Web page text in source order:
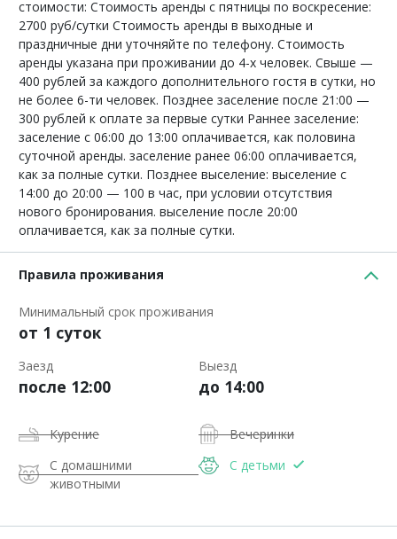
стоимости: Стоимость аренды с пятницы по воскресение:
2700 руб/сутки Стоимость аренды в выходные и
праздничные дни уточняйте по телефону. Стоимость
аренды указана при проживании до 4-х человек. Свыше —
400 рублей за каждого дополнительного гостя в сутки, но
не более 6-ти человек. Позднее заселение после 21:00 —
300 рублей к оплате за первые сутки Раннее заселение:
заселение с 06:00 до 13:00 оплачивается, как половина
суточной аренды. заселение ранее 06:00 оплачивается,
как за полные сутки. Позднее выселение: выселение с
14:00 до 20:00 — 100 в час, при условии отсутствия
нового бронирования. выселение после 20:00
оплачивается, как за полные сутки.
Правила проживания
Минимальный срок проживания
от 1 суток
Заезд
после 12:00
Выезд
до 14:00
Курение
Вечеринки
С домашними
животными
С детьми